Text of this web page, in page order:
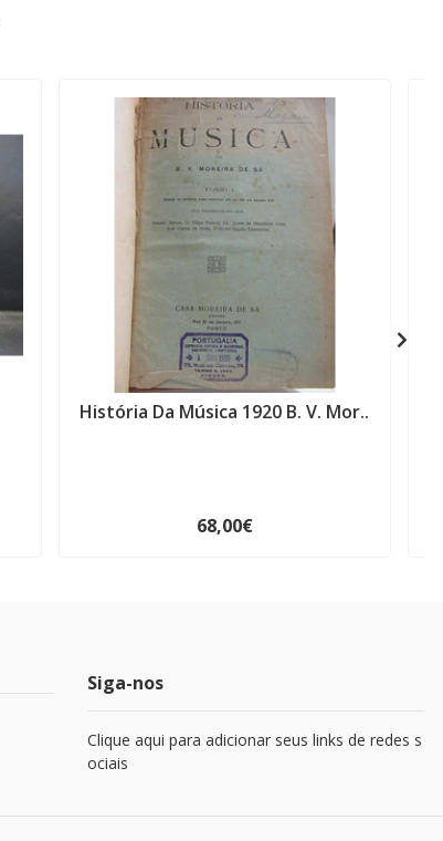
História Da Música 1920 B. V. Mor..
68,00€
Siga-nos
Clique aqui para adicionar seus links de redes s
ociais